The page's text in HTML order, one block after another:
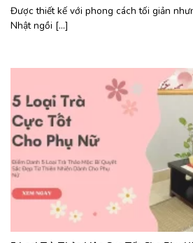
Được thiết kế với phong cách tối giản
Nhật ngồi [...]